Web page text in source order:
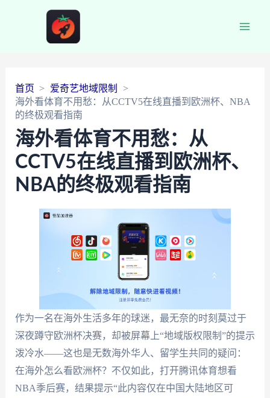
首页
爱奇艺地域限制
海外看体育不用愁：从CCTV5在线直播到欧洲杯、NBA
的终极观看指南
海外看体育不用愁：从
CCTV5在线直播到欧洲杯、
NBA的终极观看指南
作为一名在海外生活多年的球迷，最无奈的时刻莫过于
深夜蹲守欧洲杯决赛，却被屏幕上“地域版权限制”的提示
泼冷水——这也是无数海外华人、留学生共同的疑问：
在海外怎么看欧洲杯？不仅如此，打开腾讯体育想看
NBA季后赛，结果提示“此内容仅在中国大陆地区可